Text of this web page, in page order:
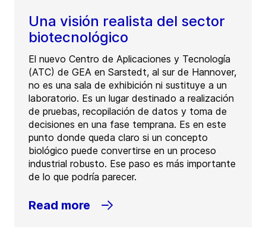
Una visión realista del sector
biotecnológico
El nuevo Centro de Aplicaciones y Tecnología
(ATC) de GEA en Sarstedt, al sur de Hannover,
no es una sala de exhibición ni sustituye a un
laboratorio. Es un lugar destinado a realización
de pruebas, recopilación de datos y toma de
decisiones en una fase temprana. Es en este
punto donde queda claro si un concepto
biológico puede convertirse en un proceso
industrial robusto. Ese paso es más importante
de lo que podría parecer.
Read more